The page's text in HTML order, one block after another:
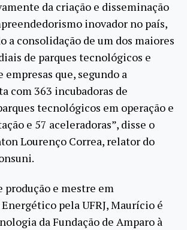
da criação e disseminação
inovador no país,
a consolidação de um dos maiores
de parques tecnológicos e
empresas que, segundo a
com 363 incubadoras de
tecnológicos em operação e
e 57 aceleradoras”, disse o
Lourenço Correa, relator do
produção e mestre em
pela UFRJ, Maurício é
da Fundação de Amparo à